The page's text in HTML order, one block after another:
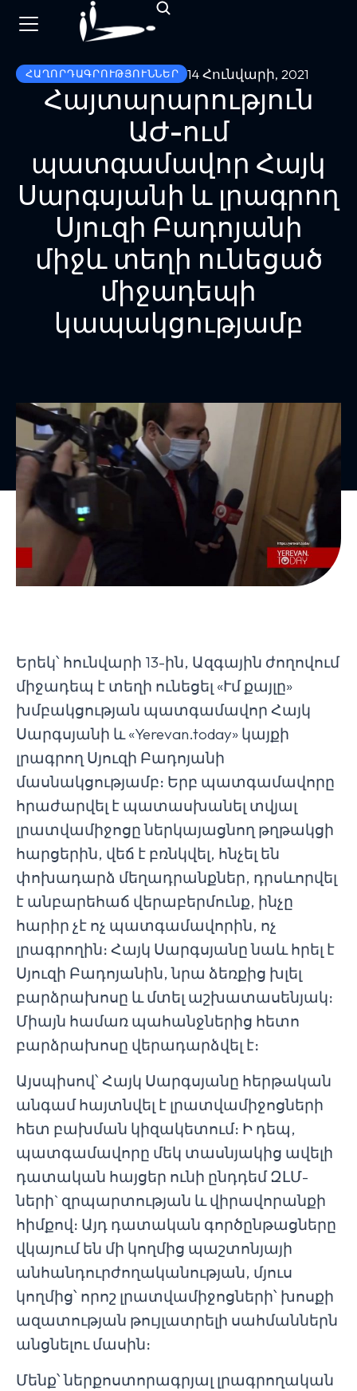
ՀԱՂՈՐԴԱԳՐՈՒԹՅՈՒՆՆԵՐ 14 Հունվարի, 2021
Հայտարարություն
ԱԺ-ում
պատգամավոր Հայկ
Սարգսյանի և լրագրող
Սյուզի Բադոյանի
միջև տեղի ունեցած
միջադեպի
կապակցությամբ
Երեկ՝ հունվարի 13-ին, Ազգային ժողովում
միջադեպ է տեղի ունեցել «Ւմ քայլը»
խմբակցության պատգամավոր Հայկ
Սարգսյանի և «Yerevan.today» կայքի
լրագրող Սյուզի Բադոյանի
մասնակցությամբ։ Երբ պատգամավորը
հրաժարվել է պատասխանել տվյալ
լրատվամիջոցը ներկայացնող թղթակցի
հարցերին, վեճ է բռնկվել, հնչել են
փոխադարձ մեղադրանքներ, դրսևորվել
է անբարեհաճ վերաբերմունք, ինչը
հարիր չէ ոչ պատգամավորին, ոչ
լրագրողին։ Հայկ Սարգսյանը նաև հրել է
Սյուզի Բադոյանին, նրա ձեռքից խլել
բարձրախոսը և մտել աշխատասենյակ։
Միայն համառ պահանջներից հետո
բարձրախոսը վերադարձվել է։
Այսպիսով՝ Հայկ Սարգսյանը հերթական
անգամ հայտնվել է լրատվամիջոցների
հետ բախման կիզակետում։ Ի դեպ,
պատգամավորը մեկ տասնյակից ավելի
դատական հայցեր ունի ընդդեմ ԶԼՄ-
ների` զրպարտության և վիրավորանքի
հիմքով։ Այդ դատական գործընթացները
վկայում են մի կողմից պաշտոնյայի
անհանդուրժողականության, մյուս
կողմից՝ որոշ լրատվամիջոցների՝ խոսքի
ազատության թույլատրելի սահմաններն
անցնելու մասին։
Մենք՝ ներքոստորագրյալ լրագրողական